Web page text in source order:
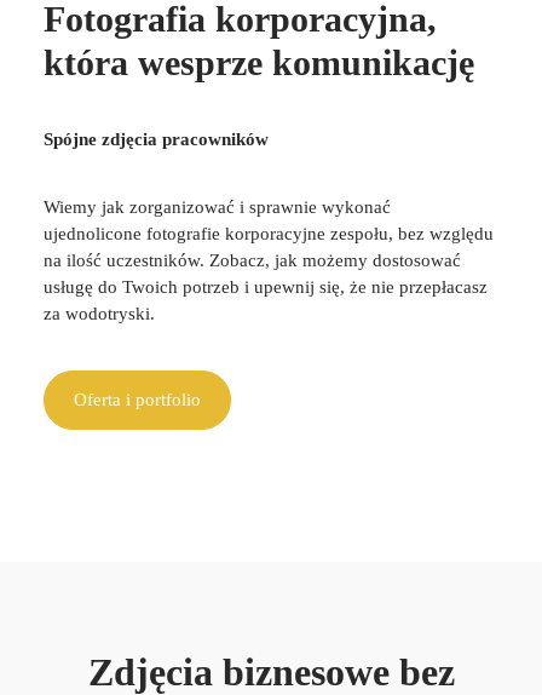
Fotografia korporacyjna,
która wesprze komunikację
Spójne zdjęcia pracowników
Wiemy jak zorganizować i sprawnie wykonać
ujednolicone fotografie korporacyjne zespołu, bez względu
na ilość uczestników. Zobacz, jak możemy dostosować
usługę do Twoich potrzeb i upewnij się, że nie przepłacasz
za wodotryski.
Oferta i portfolio
Zdjęcia biznesowe bez